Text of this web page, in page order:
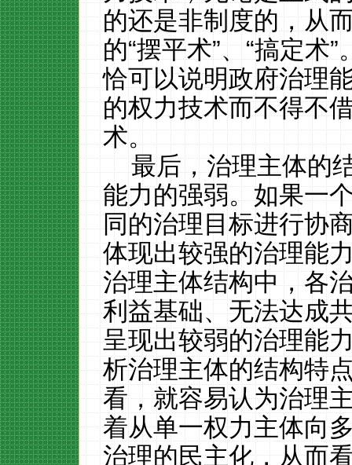
的还是非制度的，从
的“摆平术”、“搞定术
恰可以说明政府治理
的权力技术而不得不
术。
最后，治理主体的
能力的强弱。如果一
同的治理目标进行协
体现出较强的治理能
治理主体结构中，各
利益基础、无法达成
呈现出较弱的治理能
析治理主体的结构特
看，就容易认为治理
着从单一权力主体向
治理的民主化，从而